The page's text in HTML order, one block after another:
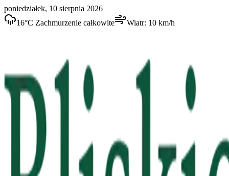
poniedziałek, 10 sierpnia 2026
16°C Zachmurzenie całkowite Wiatr: 10 km/h